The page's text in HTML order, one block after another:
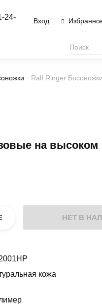
Вход
24-
Ralf Ringer
на высоком
НЕТ В
кожа